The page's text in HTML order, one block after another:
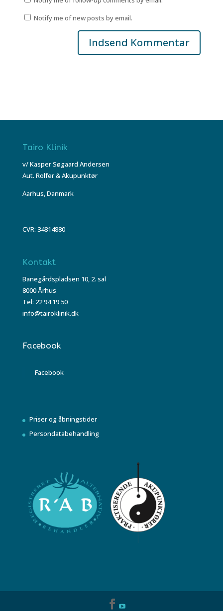
Notify me of new posts by email.
Tairo Klinik
v/ Kasper Søgaard Andersen
Aut. Rolfer & Akupunktør
Aarhus, Danmark
CVR: 34814880
Kontakt
Banegårdspladsen 10, 2. sal
8000 Århus
Tel: 22 94 19 50
info@tairoklinik.dk
Facebook
Facebook
Priser og åbningstider
Persondatabehandling